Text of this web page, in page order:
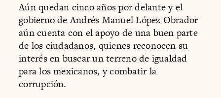
Aún quedan cinco años por delante y el
gobierno de Andrés Manuel López Obrador
aún cuenta con el apoyo de una buen parte
de los ciudadanos, quienes reconocen su
interés en buscar un terreno de igualdad
para los mexicanos, y combatir la
corrupción.